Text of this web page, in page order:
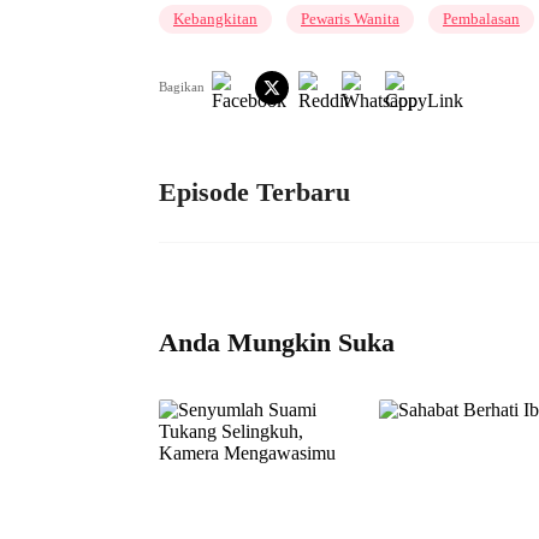
Kebangkitan Pewaris Wanita Pembalasan
Bagikan
Episode Terbaru
Anda Mungkin Suka